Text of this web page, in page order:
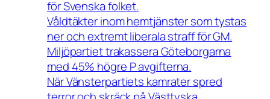
för Svenska folket.
Våldtäkter inom hemtjänster som tystas
ner och extremt liberala straff för GM.
Miljöpartiet trakassera Göteborgarna
med 45% högre P avgifterna.
När Vänsterpartiets kamrater spred